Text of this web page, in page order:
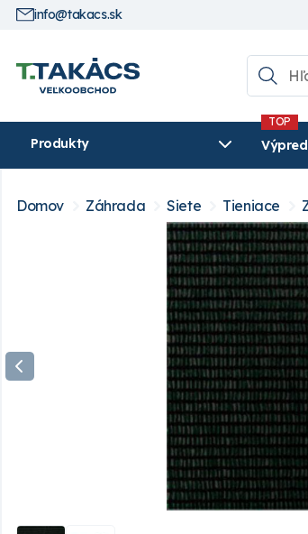
info@takacs.sk
Produkty
Domov Záhrada Siete Tieniace